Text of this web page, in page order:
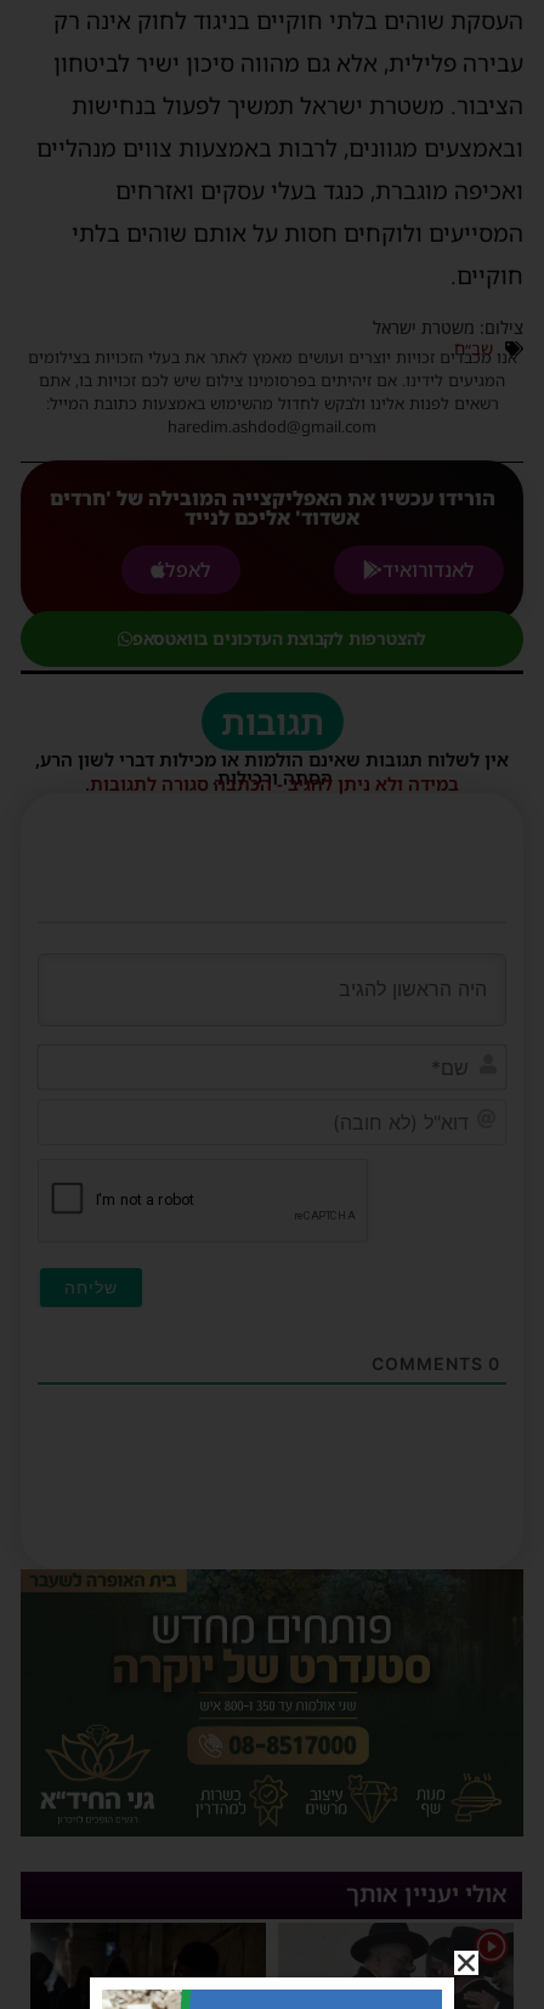
העסקת שוהים בלתי חוקיים בניגוד לחוק אינה רק
עבירה פלילית, אלא גם מהווה סיכון ישיר לביטחון
הציבור. משטרת ישראל תמשיך לפעול בנחישות
ובאמצעים מגוונים, לרבות באמצעות צווים מנהליים
ואכיפה מוגברת, כנגד בעלי עסקים ואזרחים
המסייעים ולוקחים חסות על אותם שוהים בלתי
חוקיים.
צילום: משטרת ישראל
שב״ח
אנו מכבדים זכויות יוצרים ועושים מאמץ לאתר את בעלי הזכויות בצילומים
המגיעים לידינו. אם זיהיתים בפרסומינו צילום שיש לכם זכויות בו, אתם
רשאים לפנות אלינו ולבקש לחדול מהשימוש באמצעות כתובת המייל:
haredim.ashdod@gmail.com
הורידו עכשיו את האפליקצייה המובילה של 'חרדים
אשדוד' אליכם לנייד
לאנדורואיד
לאפל
להצטרפות לקבוצת העדכונים בוואטסאפ
תגובות
אין לשלוח תגובות שאינם הולמות או מכילות דברי לשון הרע,
הסתה ורכילות.
במידה ולא ניתן להגיב - הכתבה סגורה לתגובות.
0
אולי יעניין אותך
1